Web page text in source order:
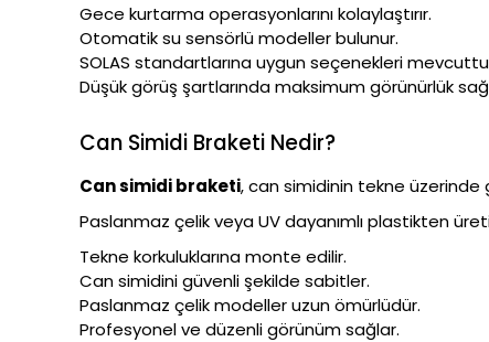
Gece kurtarma operasyonlarını kolaylaştırır.
Otomatik su sensörlü modeller bulunur.
SOLAS standartlarına uygun seçenekleri
Düşük görüş şartlarında maksimum görünürlük
Can Simidi Braketi Nedir?
Can simidi braketi, can simidinin tekne üzerinde
Paslanmaz çelik veya UV dayanımlı plastikten
Tekne korkuluklarına monte edilir.
Can simidini güvenli şekilde sabitler.
Paslanmaz çelik modeller uzun ömürlüdür.
Profesyonel ve düzenli görünüm sağlar.